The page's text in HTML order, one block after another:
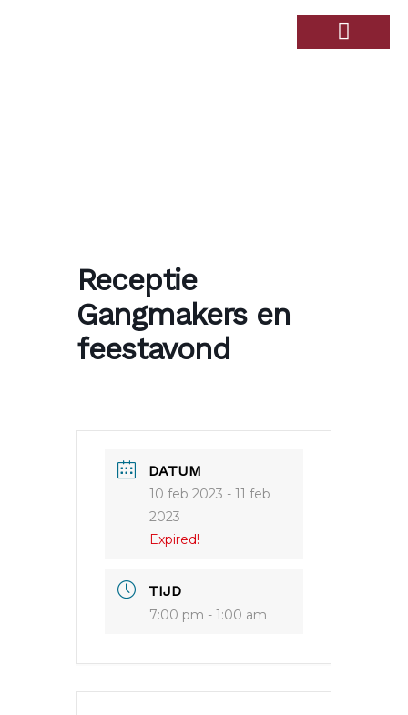
Receptie
Gangmakers en
feestavond
DATUM
10 feb 2023 - 11 feb
2023
Expired!
TIJD
7:00 pm - 1:00 am